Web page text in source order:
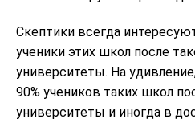
Скептики всегда
ученики этих школ после
университеты. На
90% учеников таких школ
университеты и иногда в